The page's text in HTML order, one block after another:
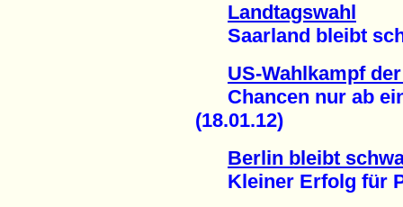
Landtagswahl
Saarland bleibt
US-Wahlkampf
Chancen nur ab
(18.01.12)
Berlin bleibt
Kleiner Erfolg für